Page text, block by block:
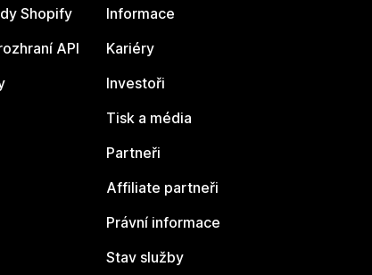
Shopify
API
Informace
Kariéry
Investoři
Tisk a média
Partneři
Affiliate partneři
Právní informace
Stav služby